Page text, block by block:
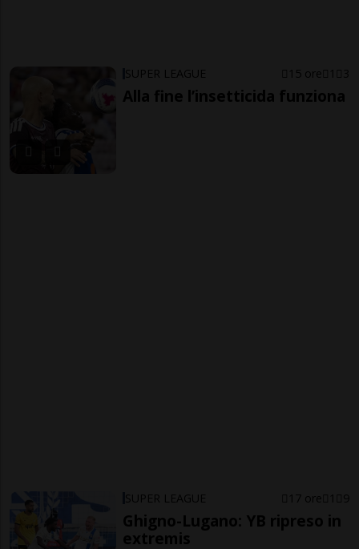
SUPER LEAGUE 15 ore 1 3
Alla fine l’insetticida funziona
SUPER LEAGUE 17 ore 1 9
Ghigno-Lugano: YB ripreso in
extremis